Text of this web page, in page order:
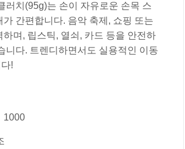
러치(95g)는 손이 자유로운 손목 스
가 간편합니다. 음악 축제, 쇼핑 또는
하며, 립스틱, 열쇠, 카드 등을 안전하
니다. 트렌디하면서도 실용적인 이동
!
1000